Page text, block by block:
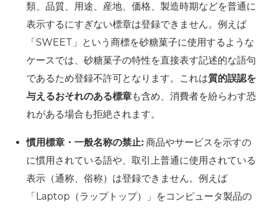
類、品質、用途、産地、価格、製造時期などを普通に
表示するにすぎない標章は登録できません。例えば
「SWEET」という商標を砂糖菓子に使用するような
ケースでは、砂糖菓子の特性を直接表す記述的な語句
であるため登録不許可となります。これは質的誤認を
与えるおそれのある標章も含め、消費者を紛らわす恐
れがある場合も拒絶されます。
慣用標章・一般名称の禁止: 商品やサービスを示すの
に慣用されている語や、取引上普通に使用されている
表示（通称、俗称）は登録できません。例えば
「Laptop（ラップトップ）」をコンピュータ製品の